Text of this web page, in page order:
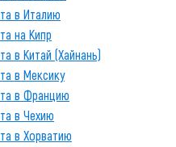
в Италию
на Кипр
в Китай (Хайнань)
в Мексику
в Францию
в Чехию
в Хорватию